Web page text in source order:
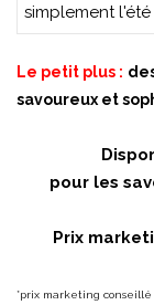
simplement l'été
Le petit plus :
savoureux et
pour les
Prix
*prix marketing